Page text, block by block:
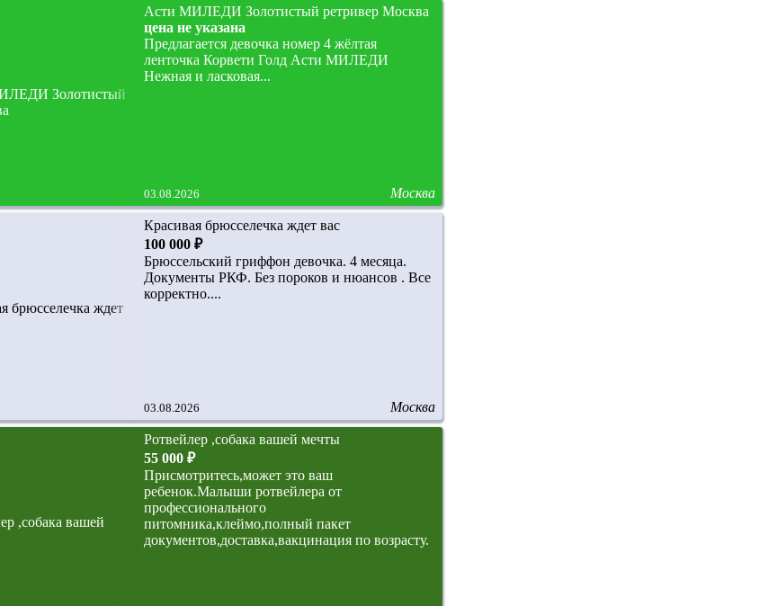
Асти МИЛЕДИ Золотистый ретривер Москва
цена не указана
Предлагается девочка номер 4 жёлтая
ленточка Корвети Голд Асти МИЛЕДИ
Нежная и ласковая...
03.08.2026 Москва
Красивая брюсселечка ждет вас
100 000 ₽
Брюссельский гриффон девочка. 4 месяца.
Документы РКФ. Без пороков и нюансов . Все
корректно....
03.08.2026 Москва
Ротвейлер ,собака вашей мечты
55 000 ₽
Присмотритесь,может это ваш
ребенок.Малыши ротвейлера от
профессионального
питомника,клеймо,полный пакет
документов,доставка,вакцинация по возрасту.